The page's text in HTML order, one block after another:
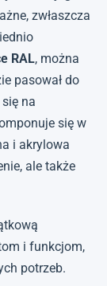
zwłaszcza
RAL, można
pasował do
na
się w
i akrylowa
ale także
i funkcjom,
potrzeb.